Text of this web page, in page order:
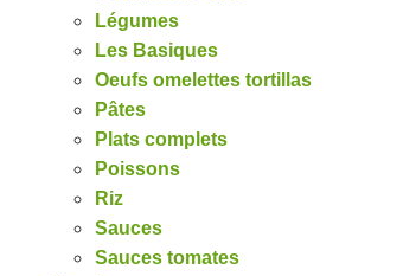
Légumes
Les Basiques
Oeufs omelettes tortillas
Pâtes
Plats complets
Poissons
Riz
Sauces
Sauces tomates